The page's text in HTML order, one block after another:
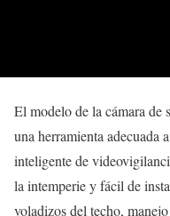
El modelo de la cámara de
una herramienta adecuada
inteligente de
la intemperie y fácil de
voladizos del techo,